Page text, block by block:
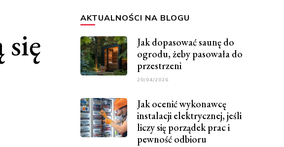
AKTUALNOŚCI NA BLOGU
Jak dopasować saunę do
ogrodu, żeby pasowała do
przestrzeni
20/04/2026
Jak ocenić wykonawcę
instalacji elektrycznej, jeśli
liczy się porządek prac i
pewność odbioru